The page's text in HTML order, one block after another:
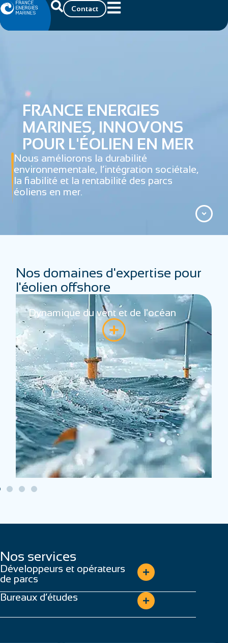
Contact
FRANCE ENERGIES
MARINES, INNOVONS
POUR L'ÉOLIEN EN MER
Nous améliorons la durabilité
environnementale, l’intégration sociétale,
la fiabilité et la rentabilité des parcs
éoliens en mer.
Nos domaines d'expertise pour
l'éolien offshore
Systèmes et performance
Nos services
Développeurs et opérateurs
de parcs
Bureaux d’études